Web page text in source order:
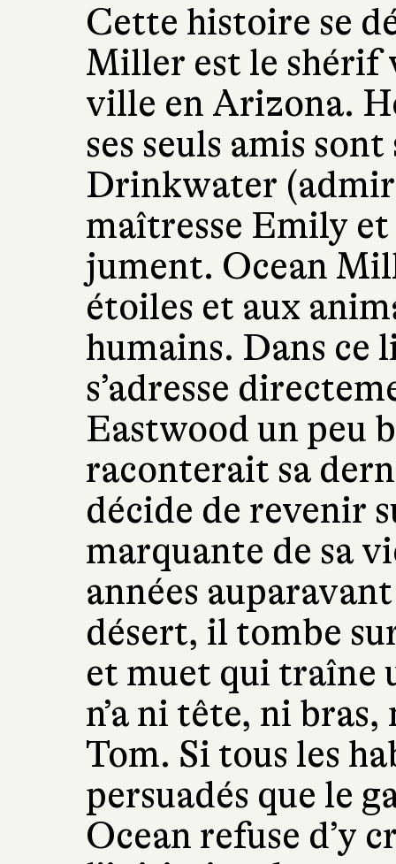
Cette histoire se
Miller est le shérif
ville en Arizona.
ses seuls amis
Drinkwater
maîtresse Emily
jument. Ocean
étoiles et aux
humains. Dans ce
s’adresse
Eastwood un peu
raconterait sa
décide de revenir
marquante de sa
années
désert, il tombe
et muet qui traîne
n’a ni tête, ni
Tom. Si tous les
persuadés que le
Ocean refuse d’y